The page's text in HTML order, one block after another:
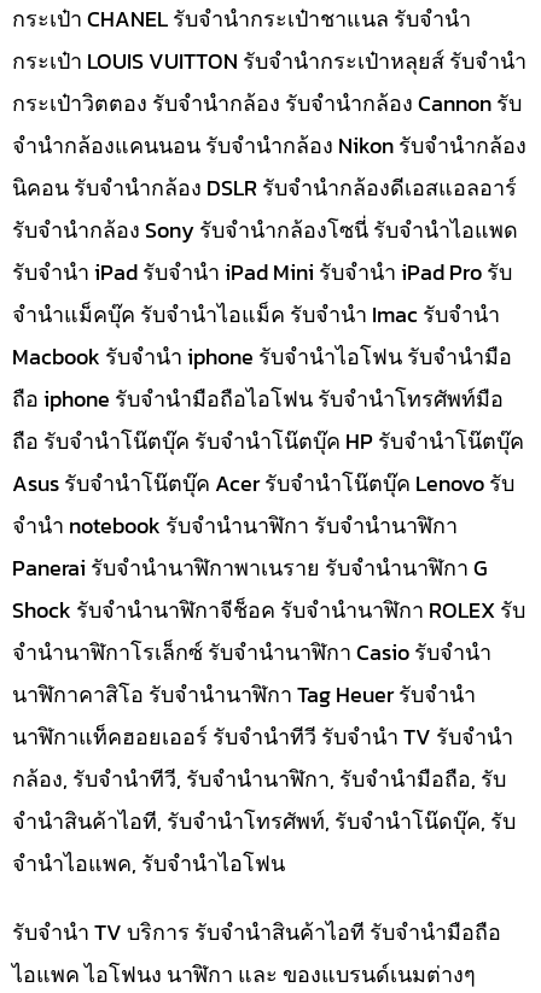
กระเป๋า CHANEL รับจำนำกระเป๋าชาแนล รับจำนำ
กระเป๋า LOUIS VUITTON รับจำนำกระเป๋าหลุยส์ รับจำนำ
กระเป๋าวิตตอง รับจำนำกล้อง รับจำนำกล้อง Cannon รับ
จำนำกล้องแคนนอน รับจำนำกล้อง Nikon รับจำนำกล้อง
นิคอน รับจำนำกล้อง DSLR รับจำนำกล้องดีเอสแอลอาร์
รับจำนำกล้อง Sony รับจำนำกล้องโซนี่ รับจำนำไอแพด
รับจำนำ iPad รับจำนำ iPad Mini รับจำนำ iPad Pro รับ
จำนำแม็คบุ๊ค รับจำนำไอแม็ค รับจำนำ Imac รับจำนำ
Macbook รับจำนำ iphone รับจำนำไอโฟน รับจำนำมือ
ถือ iphone รับจำนำมือถือไอโฟน รับจำนำโทรศัพท์มือ
ถือ รับจำนำโน๊ตบุ๊ค รับจำนำโน๊ตบุ๊ค HP รับจำนำโน๊ตบุ๊ค
Asus รับจำนำโน๊ตบุ๊ค Acer รับจำนำโน๊ตบุ๊ค Lenovo รับ
จำนำ notebook รับจำนำนาฬิกา รับจำนำนาฬิกา
Panerai รับจำนำนาฬิกาพาเนราย รับจำนำนาฬิกา G
Shock รับจำนำนาฬิกาจีช็อค รับจำนำนาฬิกา ROLEX รับ
จำนำนาฬิกาโรเล็กซ์ รับจำนำนาฬิกา Casio รับจำนำ
นาฬิกาคาสิโอ รับจำนำนาฬิกา Tag Heuer รับจำนำ
นาฬิกาแท็คฮอยเออร์ รับจำนำทีวี รับจำนำ TV รับจำนำ
กล้อง, รับจำนำทีวี, รับจำนำนาฬิกา, รับจำนำมือถือ, รับ
จำนำสินค้าไอที, รับจำนำโทรศัพท์, รับจำนำโน๊ดบุ๊ค, รับ
จำนำไอแพค, รับจำนำไอโฟน
รับจำนำ TV บริการ รับจำนำสินค้าไอที รับจำนำมือถือ
ไอแพค ไอโฟนง นาฬิกา และ ของแบรนด์เนมต่างๆ